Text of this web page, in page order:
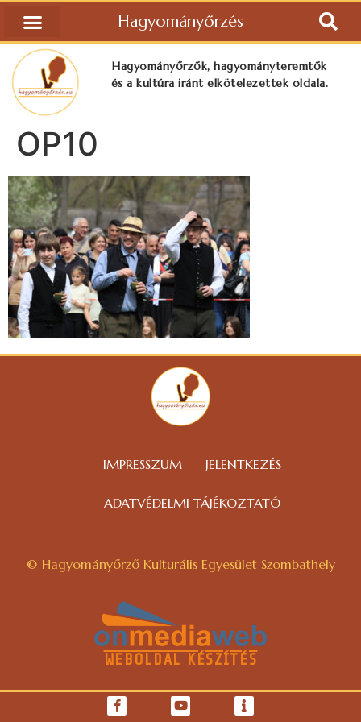
Hagyományőrzés
Hagyományőrzők, hagyományteremtők
és a kultúra iránt elkötelezettek oldala.
OP10
IMPRESSZUM JELENTKEZÉS
ADATVÉDELMI TÁJÉKOZTATÓ
© Hagyományőrző Kulturális Egyesület Szombathely
WEBOLDAL KÉSZÍTÉS